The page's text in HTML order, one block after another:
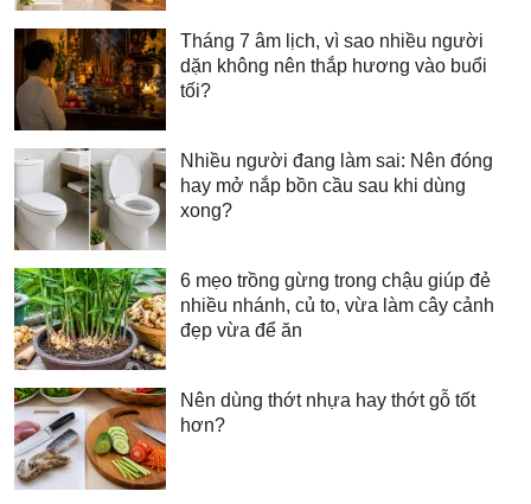
Tháng 7 âm lịch, vì sao nhiều người
dặn không nên thắp hương vào buổi
tối?
Nhiều người đang làm sai: Nên đóng
hay mở nắp bồn cầu sau khi dùng
xong?
6 mẹo trồng gừng trong chậu giúp đẻ
nhiều nhánh, củ to, vừa làm cây cảnh
đẹp vừa để ăn
Nên dùng thớt nhựa hay thớt gỗ tốt
hơn?